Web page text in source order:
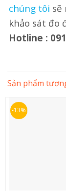
chúng tôi sẽ
khảo sát đo
Hotline :
Sản phẩm
-13%